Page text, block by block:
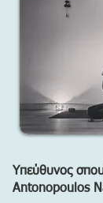
Υπεύθυνος
Antonopoulos